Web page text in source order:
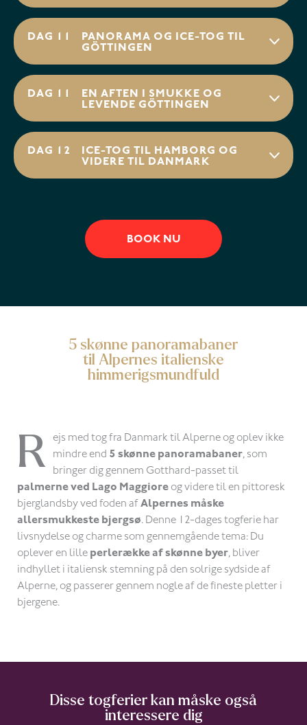
DAG 11
PANORAMA OG ICE-TOG TIL
GÖTTINGEN
DAG 11
EN AFTEN I SMUKKE OG
LEVENDE GÖTTINGEN
DAG 12
ICE-TOG TIL HAMBORG OG
VIDERE TIL DANMARK
BOOK NU
5 skønne panoramabaner
til Alpernes italienske
himmerigsmundfuld
R
ejs med tog fra Danmark til Alperne og oplev ikke
mindre end 5 skønne panoramabaner, som
bringer dig gennem Gotthard-passet til
palmerne ved Lago Maggiore og videre til en pittoresk
bjerglandsby ved foden af Alpernes måske
allersmukkeste bjergsø. Denne 12-dages togferie har
livsnydelse og charme som gennemgående tema: Du
oplever en lille perlerække af skønne byer, bliver
indhyllet i italiensk stemning på den solrige sydside af
Alperne, og passerer gennem nogle af de fineste pletter i
bjergene.
Disse togferier kan måske også
interessere dig